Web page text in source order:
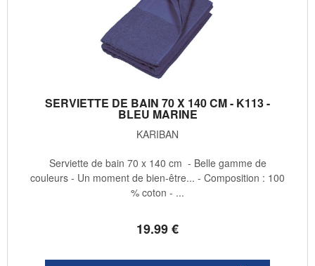
SERVIETTE DE BAIN 70 X 140 CM - K113 -
BLEU MARINE
KARIBAN
19.99€
Serviette de bain 70 x 140 cm - Belle gamme de
couleurs - Un moment de bien-être... - Composition : 100
% coton - ...